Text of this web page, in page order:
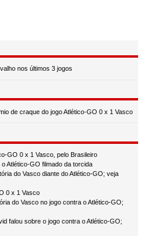
nos últimos 3 jogos
de craque do jogo Atlético-GO 0 x 1 Vasco
GO 0 x 1 Vasco, pelo Brasileiro
Atlético-GO filmado da torcida
do Vasco diante do Atlético-GO; veja
0 x 1 Vasco
do Vasco no jogo contra o Atlético-GO;
falou sobre o jogo contra o Atlético-GO;